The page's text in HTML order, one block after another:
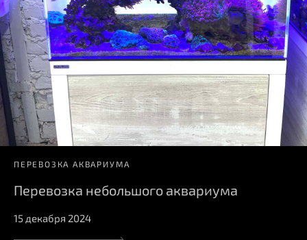
ПЕРЕВОЗКА АКВАРИУМА
Перевозка небольшого аквариума
15 декабря 2024